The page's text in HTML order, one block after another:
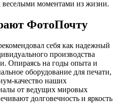
веселыми моментами из жизни.
ФотоПочту
себя как надежный
производства
Опираясь на годы опыта и
оборудование для печати,
качество наших
от ведущих мировых
долговечность и яркость